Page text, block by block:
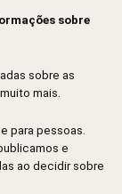
sobre
sobre as
mais.
para pessoas.
e
ao decidir sobre